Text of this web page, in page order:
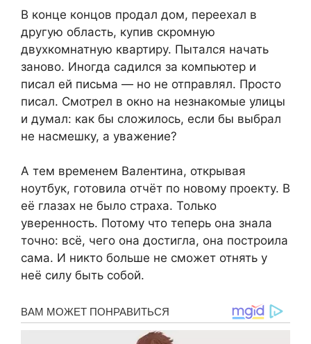
В конце концов продал дом, переехал в
другую область, купив скромную
двухкомнатную квартиру. Пытался начать
заново. Иногда садился за компьютер и
писал ей письма — но не отправлял. Просто
писал. Смотрел в окно на незнакомые улицы
и думал: как бы сложилось, если бы выбрал
не насмешку, а уважение?
А тем временем Валентина, открывая
ноутбук, готовила отчёт по новому проекту. В
её глазах не было страха. Только
уверенность. Потому что теперь она знала
точно: всё, чего она достигла, она построила
сама. И никто больше не сможет отнять у
неё силу быть собой.